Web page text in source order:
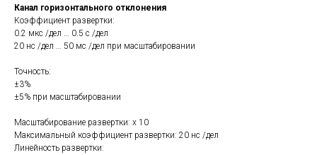
Канал горизонтального отклонения
Коэффициент развертки:
0.2 мкс /дел … 0.5 с /дел
20 нс /дел … 50 мс /дел при масштабировании
Точность:
±3%
±5% при масштабировании
Масштабирование развертки: х 10
Максимальный коэффициент развертки: 20 нс /дел
Линейность развертки: